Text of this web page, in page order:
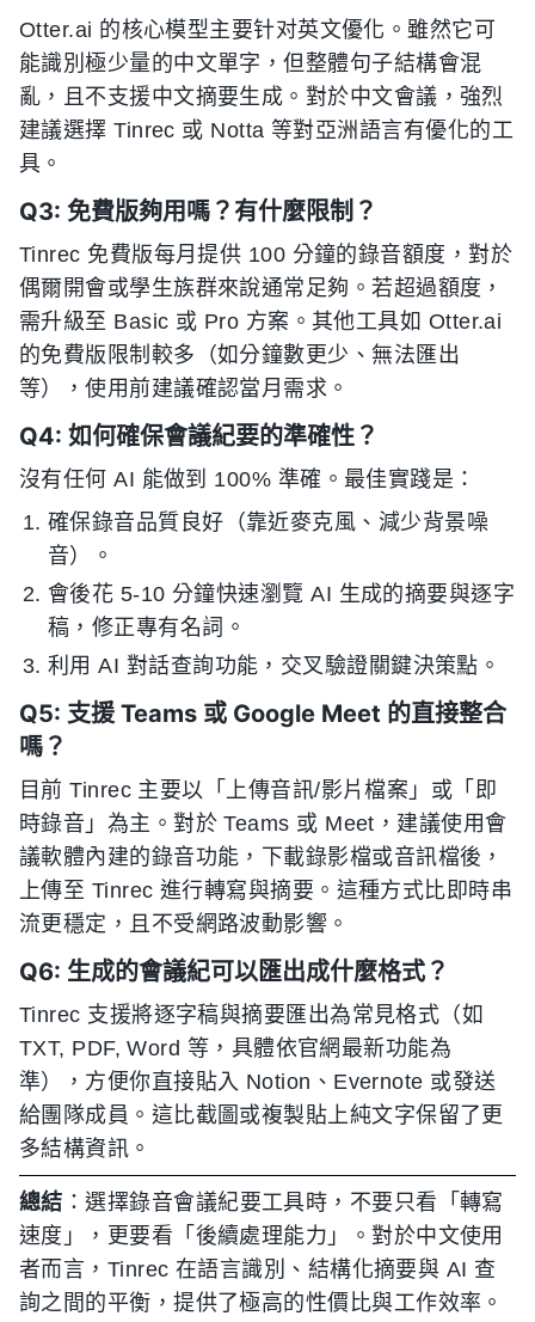
Otter.ai 的核心模型主要针对英文優化。雖然它可
能識別極少量的中文單字，但整體句子結構會混
亂，且不支援中文摘要生成。對於中文會議，強烈
建議選擇 Tinrec 或 Notta 等對亞洲語言有優化的工
具。
Q3: 免費版夠用嗎？有什麼限制？
Tinrec 免費版每月提供 100 分鐘的錄音額度，對於
偶爾開會或學生族群來說通常足夠。若超過額度，
需升級至 Basic 或 Pro 方案。其他工具如 Otter.ai
的免費版限制較多（如分鐘數更少、無法匯出
等），使用前建議確認當月需求。
Q4: 如何確保會議紀要的準確性？
沒有任何 AI 能做到 100% 準確。最佳實踐是：
確保錄音品質良好（靠近麥克風、減少背景噪
音）。
會後花 5-10 分鐘快速瀏覽 AI 生成的摘要與逐字
稿，修正專有名詞。
利用 AI 對話查詢功能，交叉驗證關鍵決策點。
Q5: 支援 Teams 或 Google Meet 的直接整合
嗎？
目前 Tinrec 主要以「上傳音訊/影片檔案」或「即
時錄音」為主。對於 Teams 或 Meet，建議使用會
議軟體內建的錄音功能，下載錄影檔或音訊檔後，
上傳至 Tinrec 進行轉寫與摘要。這種方式比即時串
流更穩定，且不受網路波動影響。
Q6: 生成的會議紀可以匯出成什麼格式？
Tinrec 支援將逐字稿與摘要匯出為常見格式（如
TXT, PDF, Word 等，具體依官網最新功能為
準），方便你直接貼入 Notion、Evernote 或發送
給團隊成員。這比截圖或複製貼上純文字保留了更
多結構資訊。
總結 ：選擇錄音會議紀要工具時，不要只看「轉寫
速度」，更要看「後續處理能力」。對於中文使用
者而言，Tinrec 在語言識別、結構化摘要與 AI 查
詢之間的平衡，提供了極高的性價比與工作效率。